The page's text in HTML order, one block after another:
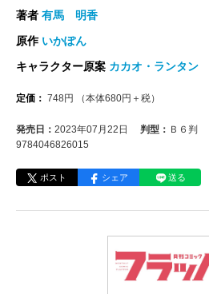
著者 有馬 明香
原作 いかぽん
キャラクター原案 カカオ・ランタン
定価： 748円 （本体680円＋税）
発売日： 2023年07月22日 判型： Ｂ６判
9784046826015
ポスト シェア 送る